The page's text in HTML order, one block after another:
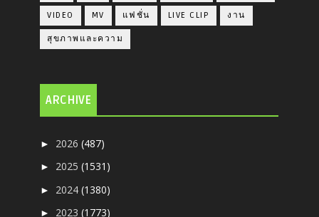
VIDEO MV แฟชั่น LIVE CLIP งาน
สุขภาพและความ
ARCHIVE
► 2026(487)
► 2025(1531)
► 2024(1380)
► 2023(1773)